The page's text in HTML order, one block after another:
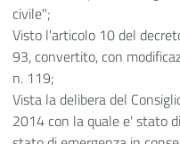
civile";
Visto l'articolo 10 del
93, convertito, con
n. 119;
Vista la delibera del
2014 con la quale e' stato